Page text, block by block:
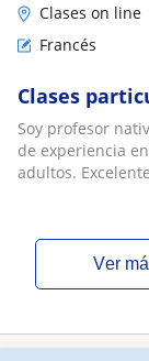
Clases on line
Francés
Clases
Soy profesor
de experiencia
adultos.
ver